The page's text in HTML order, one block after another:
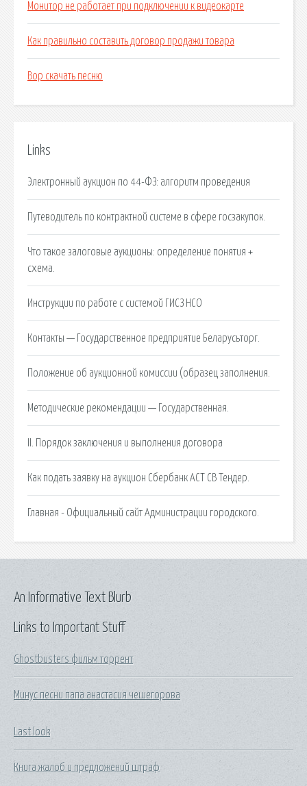
Монитор не работает при подключении к видеокарте
Как правильно составить договор продажи товара
Вор скачать песню
Links
Электронный аукцион по 44-ФЗ: алгоритм проведения
Путеводитель по контрактной системе в сфере госзакупок.
Что такое залоговые аукционы: определение понятия +
схема.
Инструкции по работе с системой ГИСЗ НСО
Контакты — Государственное предприятие Беларусьторг.
Положение об аукционной комиссии (образец заполнения.
Методические рекомендации — Государственная.
II. Порядок заключения и выполнения договора
Как подать заявку на аукцион Сбербанк АСТ СВ Тендер.
Главная - Официальный сайт Администрации городского.
Links to Important Stuff
Ghostbusters фильм торрент
Минус песни папа анастасия чешегорова
Last look
Книга жалоб и предложений штраф
An Informative Text Blurb